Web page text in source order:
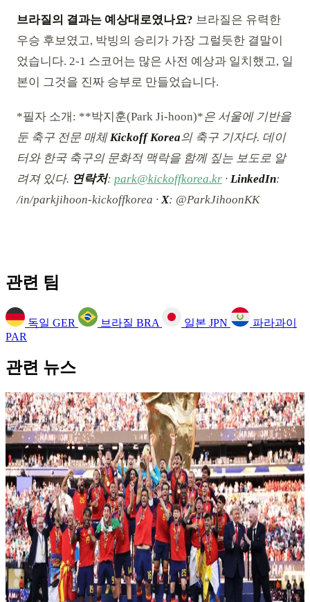
브라질의 결과는 예상대로였나요? 브라질은 유력한
우승 후보였고, 박빙의 승리가 가장 그럴듯한 결말이
었습니다. 2-1 스코어는 많은 사전 예상과 일치했고, 일
본이 그것을 진짜 승부로 만들었습니다.
*필자 소개: **박지훈(Park Ji-hoon)*은 서울에 기반을
둔 축구 전문 매체 Kickoff Korea의 축구 기자다. 데이
터와 한국 축구의 문화적 맥락을 함께 짚는 보도로 알
려져 있다. 연락처: park@kickoffkorea.kr · LinkedIn:
/in/parkjihoon-kickoffkorea · X: @ParkJihoonKK
관련 팀
독일 GER 브라질 BRA 일본 JPN
파라과이
PAR
관련 뉴스